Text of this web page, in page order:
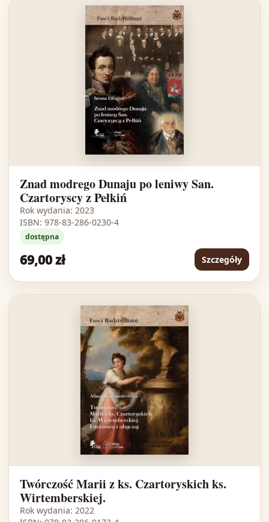
Znad modrego Dunaju po leniwy San.
Czartoryscy z Pełkiń
Rok wydania: 2023
ISBN: 978-83-286-0230-4
dostępna
69,00 zł Szczegóły
Twórczość Marii z ks. Czartoryskich ks.
Wirtemberskiej.
Rok wydania: 2022